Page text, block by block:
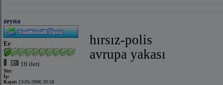
zeyna
Er
16 ileti
Yer:
İş:
Kayıt: 13-05-2006 20:58
hırsız-polis
avrupa yakası